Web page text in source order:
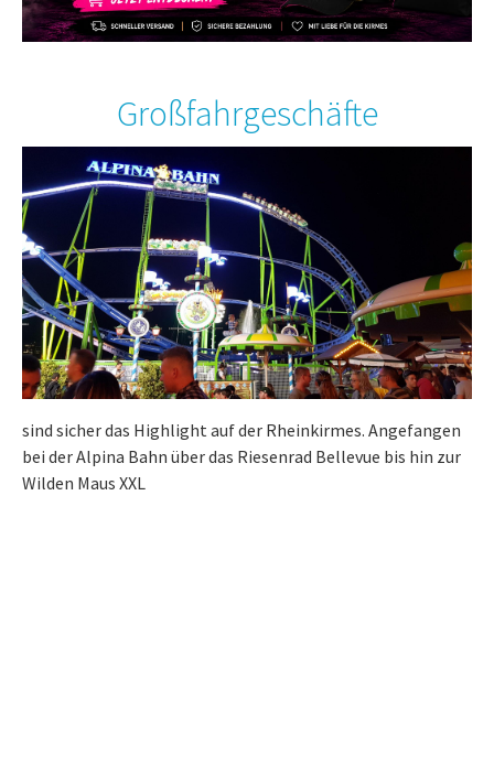
Großfahrgeschäfte
sind sicher das Highlight auf der Rheinkirmes. Angefangen
bei der Alpina Bahn über das Riesenrad Bellevue bis hin zur
Wilden Maus XXL